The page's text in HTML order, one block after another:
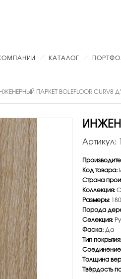
КАТАЛОГ
ПАРКЕТ BOLEFLOOR CURV8
Артикул:
Код товара:
Страна
Коллекция:
Размеры:
Порода
Селекция:
Фаска:Да
Тип покрытия:
Толщина
Твёрдость